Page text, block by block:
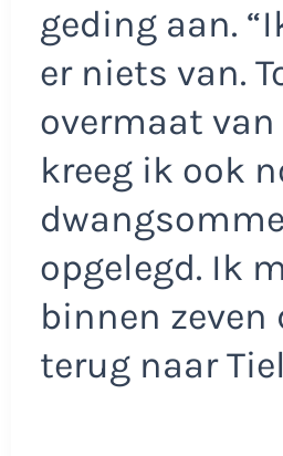
geding aan.
er niets van.
overmaat
kreeg ik ook
opgelegd. Ik
binnen zeven
terug naar